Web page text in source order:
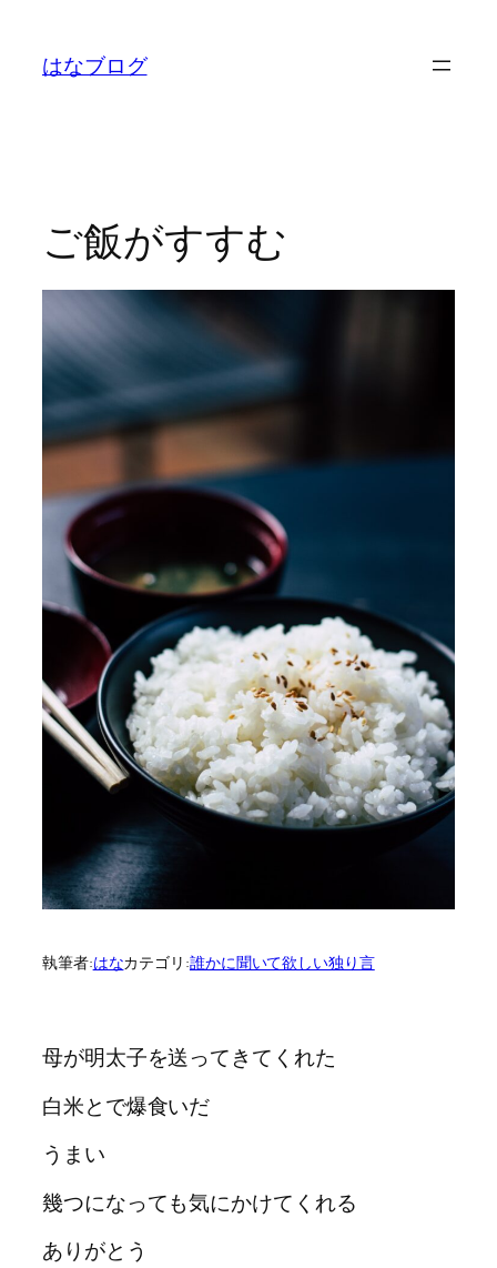
はなブログ
ご飯がすすむ
執筆者:はなカテゴリ:誰かに聞いて欲しい独り言
母が明太子を送ってきてくれた
白米とで爆食いだ
うまい
幾つになっても気にかけてくれる
ありがとう